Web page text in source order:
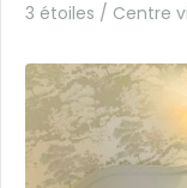
3 étoiles / Centre